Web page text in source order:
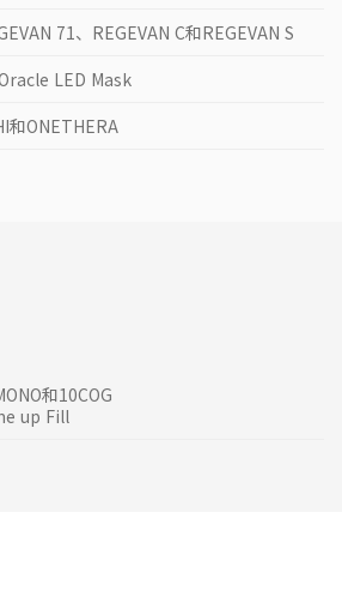
71、REGEVAN C和REGEVAN S
LED Mask
和ONETHERA
和10COG
up Fill